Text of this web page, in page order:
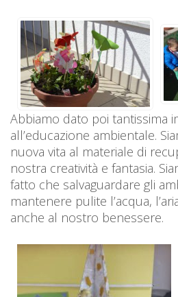
Abbiamo dato poi tantissima
all’educazione ambientale.
nuova vita al materiale di
nostra creatività e fantasia.
fatto che salvaguardare gli
mantenere pulite l’acqua,
anche al nostro benessere.